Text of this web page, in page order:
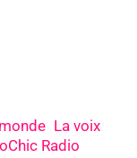
La voix
Radio